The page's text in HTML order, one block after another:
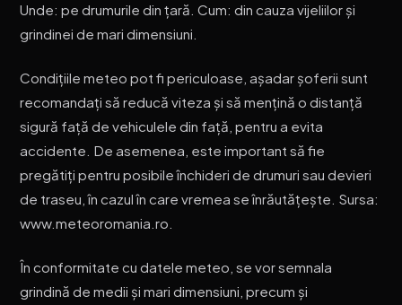
Unde: pe drumurile din țară. Cum: din cauza vijeliilor și
grindinei de mari dimensiuni.
Condițiile meteo pot fi periculoase, așadar șoferii sunt
recomandați să reducă viteza și să mențină o distanță
sigură față de vehiculele din față, pentru a evita
accidente. De asemenea, este important să fie
pregătiți pentru posibile închideri de drumuri sau devieri
de traseu, în cazul în care vremea se înrăutățește. Sursa:
www.meteoromania.ro.
În conformitate cu datele meteo, se vor semnala
grindină de medii și mari dimensiuni, precum și